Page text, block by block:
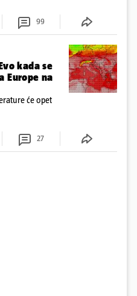
99
kada se
Europe na
će opet
27